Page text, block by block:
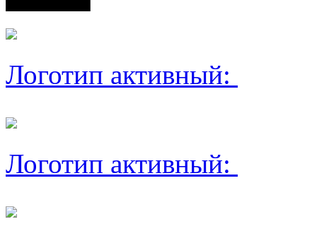
Логотип активный:
Логотип активный: